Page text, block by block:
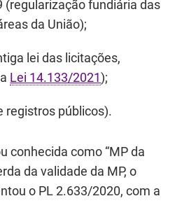
(regularização fundiária das
da União);
lei das licitações,
Lei 14.133/2021);
registros públicos).
conhecida como “MP da
da validade da MP, o
o PL 2.633/2020, com a